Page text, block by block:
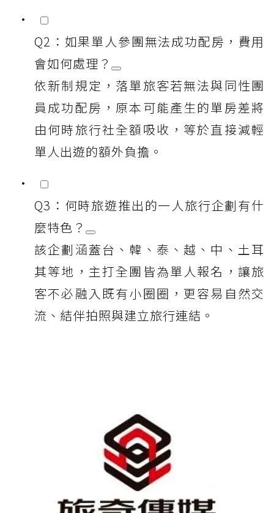
Q2：如果單人參團無法成功配房，費用
會如何處理？
依新制規定，落單旅客若無法與同性團
員成功配房，原本可能產生的單房差將
由何時旅行社全額吸收，等於直接減輕
單人出遊的額外負擔。
Q3：何時旅遊推出的一人旅行企劃有什
麼特色？
該企劃涵蓋台、韓、泰、越、中、土耳
其等地，主打全團皆為單人報名，讓旅
客不必融入既有小圈圈，更容易自然交
流、結伴拍照與建立旅行連結。